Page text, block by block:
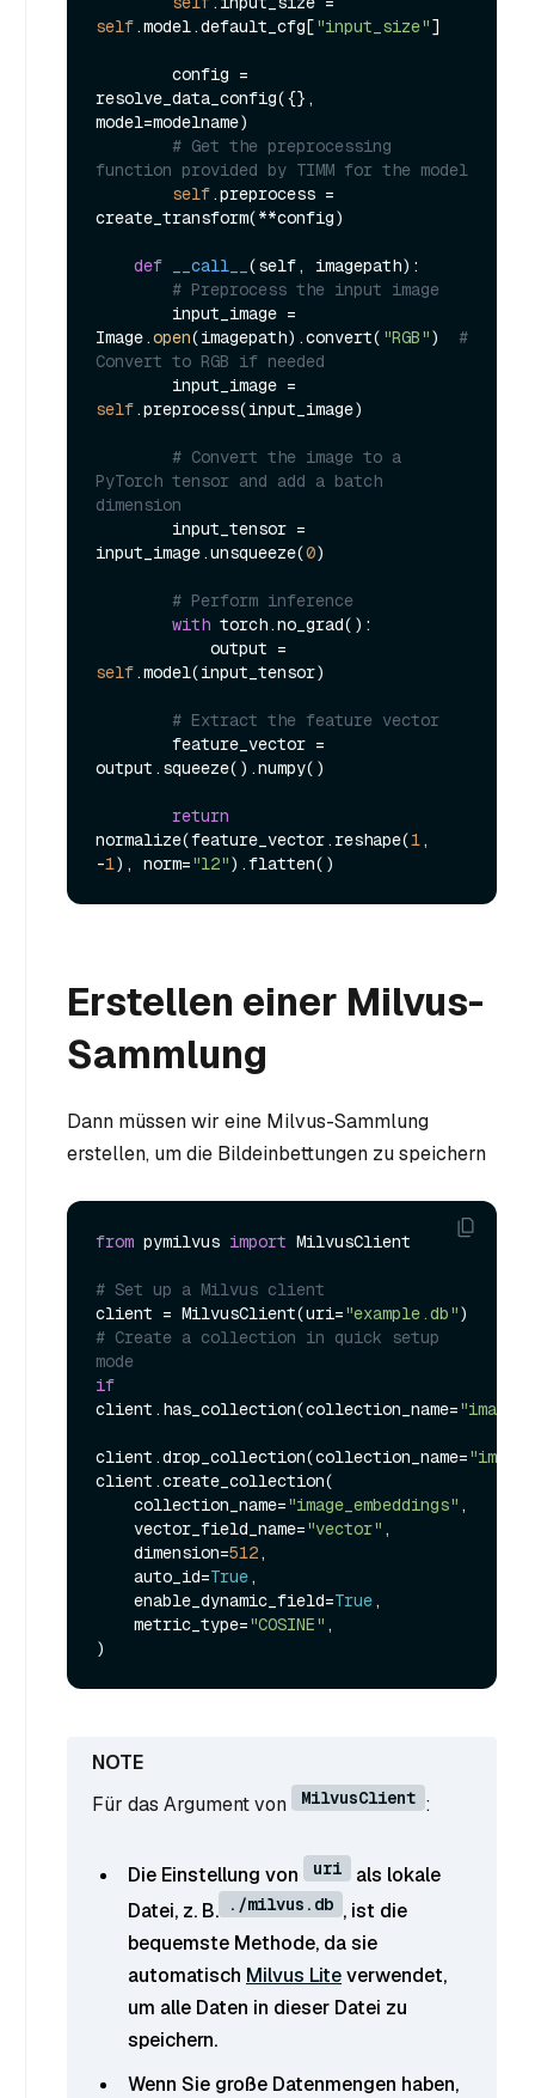
self.model.default_cfg["input_size"]
resolve_data_config({},
model=modelname)
# Get the preprocessing
function provided by TIMM for the model
self.preprocess =
create_transform(**config)
def __call__ (self, imagepath):
# Preprocess the input image
Image.open(imagepath).convert( "RGB") #
Convert to RGB if needed
self.preprocess(input_image)
# Convert the image to a
PyTorch tensor and add a batch
dimension
input_image.unsqueeze(0)
# Perform inference
with torch.no_grad():
self.model(input_tensor)
# Extract the feature vector
output.squeeze().numpy()
return
normalize(feature_vector.reshape(1,
-1), norm="l2"
Erstellen einer Milvus-
Sammlung
Dann müssen wir eine Milvus-Sammlung
erstellen, um die Bildeinbettungen zu speichern
from pymilvus import MilvusClient
# Set up a Milvus client
client = MilvusClient(uri="example.db"
# Create a collection in quick setup
mode
if
client.has_collection(collection_name=
client.drop_collection(collection_name=
client.create_collection(
    collection_name=
"image_embeddings" ,
    vector_field_name=
"vector" ,
    dimension=
512,
    auto_id=
True,
    enable_dynamic_field=
True,
    metric_type=
"COSINE" ,
Für das Argument von MilvusClient :
Die Einstellung von uri
als lokale
Datei, z. B.
./milvus.db , ist die
bequemste Methode, da sie
automatisch Milvus Liteverwendet,
um alle Daten in dieser Datei zu
speichern.
Wenn Sie große Datenmengen haben,